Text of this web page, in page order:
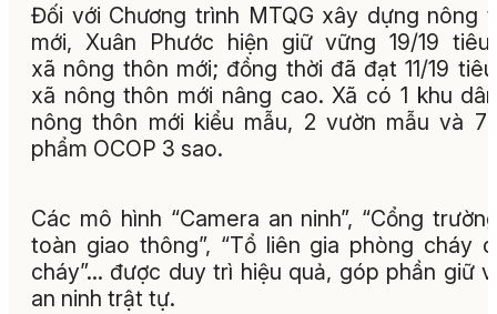
Đối với Chương trình MTQG xây dựng nông
mới, Xuân Phước hiện giữ vững 19/19
xã nông thôn mới; đồng thời đã đạt 11/19
xã nông thôn mới nâng cao. Xã có 1 khu
nông thôn mới kiểu mẫu, 2 vườn mẫu và 7
phẩm OCOP 3 sao.
Các mô hình “Camera an ninh”, “Cổng
toàn giao thông”, “Tổ liên gia phòng cháy
cháy”… được duy trì hiệu quả, góp phần giữ
an ninh trật tự.